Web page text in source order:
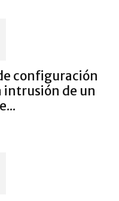
configuración
intrusión de un